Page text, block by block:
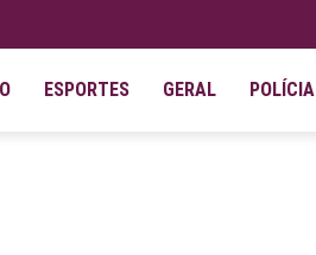
ESPORTES GERAL POLÍCIA